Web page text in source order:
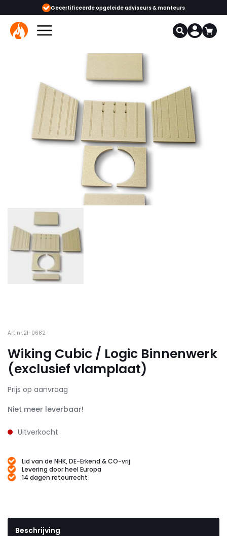
opgeleide adviseurs & monteurs 1000+ kachels en haarden in onze
Art nr:21-0682
Wiking Cubic / Logic Binnenwerk
(exclusief vlamplaat)
Prijs op aanvraag
Niet meer leverbaar!
Uitverkocht
Lid van de NHK, DE-Erkend & CO-vrij
Levering door heel Europa
14 dagen retourrecht
Beschrijving